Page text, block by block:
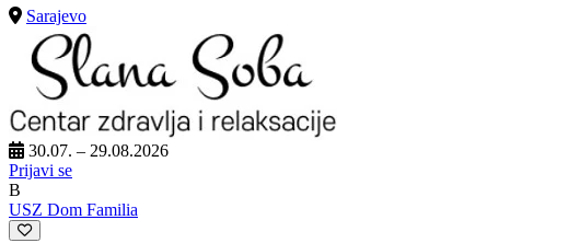
Sarajevo
30.07. – 29.08.2026
Prijavi se
B
USZ Dom Familia